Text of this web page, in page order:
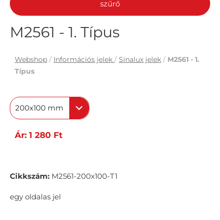
szűrő
M2561 - 1. Típus
Webshop / Információs jelek / Sinalux jelek / M2561 - 1.
Típus
200x100 mm
Ár: 1 280 Ft
Cikkszám: M2561-200x100-T1
egy oldalas jel